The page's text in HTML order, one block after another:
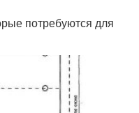
потребуются для